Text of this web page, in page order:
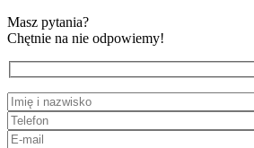
Masz pytania?
Chętnie na nie odpowiemy!